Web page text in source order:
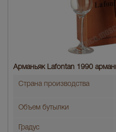
Арманьяк Lafontan 1990
Страна производства
Объем бутылки
Градус